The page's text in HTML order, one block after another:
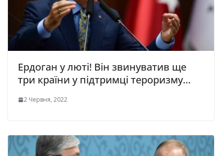
Ердоган у люті! Він звинуватив ще
три країни у підтримці тероризму…
2 Червня, 2022